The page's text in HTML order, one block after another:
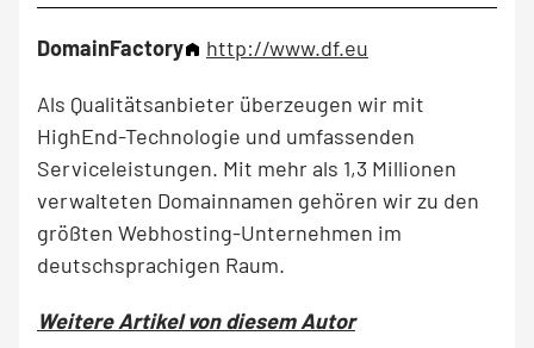
DomainFactory http://www.df.eu
Als Qualitätsanbieter überzeugen wir mit
HighEnd-Technologie und umfassenden
Serviceleistungen. Mit mehr als 1,3 Millionen
verwalteten Domainnamen gehören wir zu den
größten Webhosting-Unternehmen im
deutschsprachigen Raum.
Weitere Artikel von diesem Autor